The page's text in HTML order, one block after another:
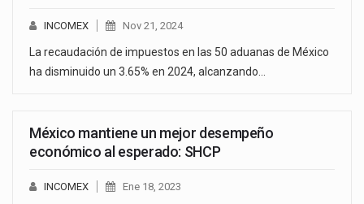
INCOMEX Nov 21, 2024
La recaudación de impuestos en las 50 aduanas de México
ha disminuido un 3.65% en 2024, alcanzando…
México mantiene un mejor desempeño
económico al esperado: SHCP
INCOMEX Ene 18, 2023